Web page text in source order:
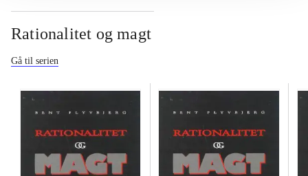
Rationalitet og magt
Gå til serien